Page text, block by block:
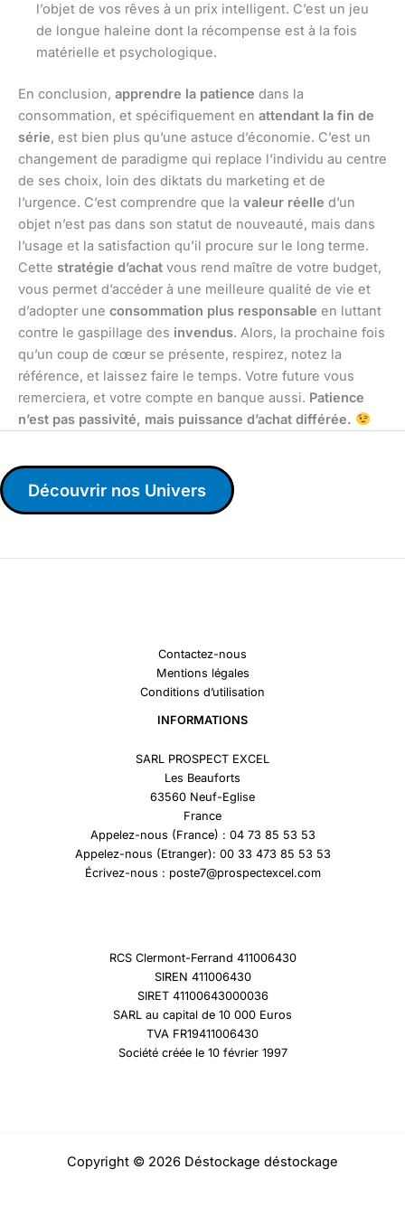
l’objet de vos rêves à un prix intelligent. C’est un jeu
de longue haleine dont la récompense est à la fois
matérielle et psychologique.
En conclusion, apprendre la patience dans la
consommation, et spécifiquement en attendant la fin de
série, est bien plus qu’une astuce d’économie. C’est un
changement de paradigme qui replace l’individu au centre
de ses choix, loin des diktats du marketing et de
l’urgence. C’est comprendre que la valeur réelle d’un
objet n’est pas dans son statut de nouveauté, mais dans
l’usage et la satisfaction qu’il procure sur le long terme.
Cette stratégie d’achat vous rend maître de votre budget,
vous permet d’accéder à une meilleure qualité de vie et
d’adopter une consommation plus responsable en luttant
contre le gaspillage des invendus. Alors, la prochaine fois
qu’un coup de cœur se présente, respirez, notez la
référence, et laissez faire le temps. Votre future vous
remerciera, et votre compte en banque aussi. Patience
n’est pas passivité, mais puissance d’achat différée.
Découvrir nos Univers
Contactez-nous
Mentions légales
Conditions d’utilisation
INFORMATIONS
SARL PROSPECT EXCEL
Les Beauforts
63560 Neuf-Eglise
France
Appelez-nous (France) : 04 73 85 53 53
Appelez-nous (Etranger): 00 33 473 85 53 53
Écrivez-nous : poste7@prospectexcel.com
RCS Clermont-Ferrand 411006430
SIREN 411006430
SIRET 41100643000036
SARL au capital de 10 000 Euros
TVA FR19411006430
Société créée le 10 février 1997
Copyright © 2026 Déstockage déstockage